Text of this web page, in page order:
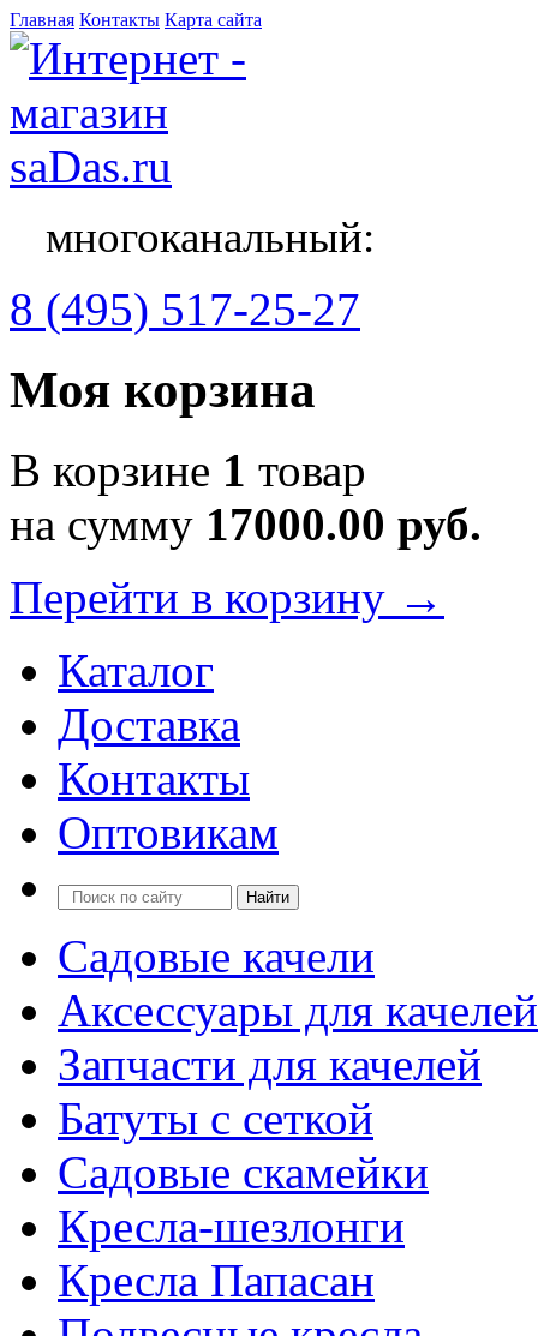
Главная Контакты Карта сайта
многоканальный:
8 (495) 517-25-27
Моя корзина
В корзине 1 товар
на сумму 17000.00 руб.
Перейти в корзину →
Каталог
Доставка
Контакты
Оптовикам
Садовые качели
Аксессуары для качелей
Запчасти для качелей
Батуты с сеткой
Садовые скамейки
Кресла-шезлонги
Кресла Папасан